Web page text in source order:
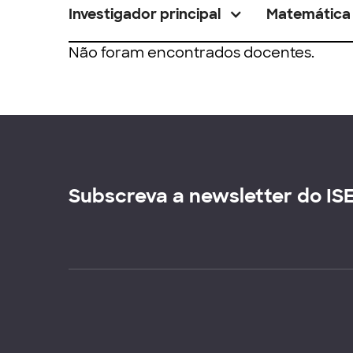
Investigador principal Matemática
Não foram encontrados docentes.
Subscreva a newsletter do